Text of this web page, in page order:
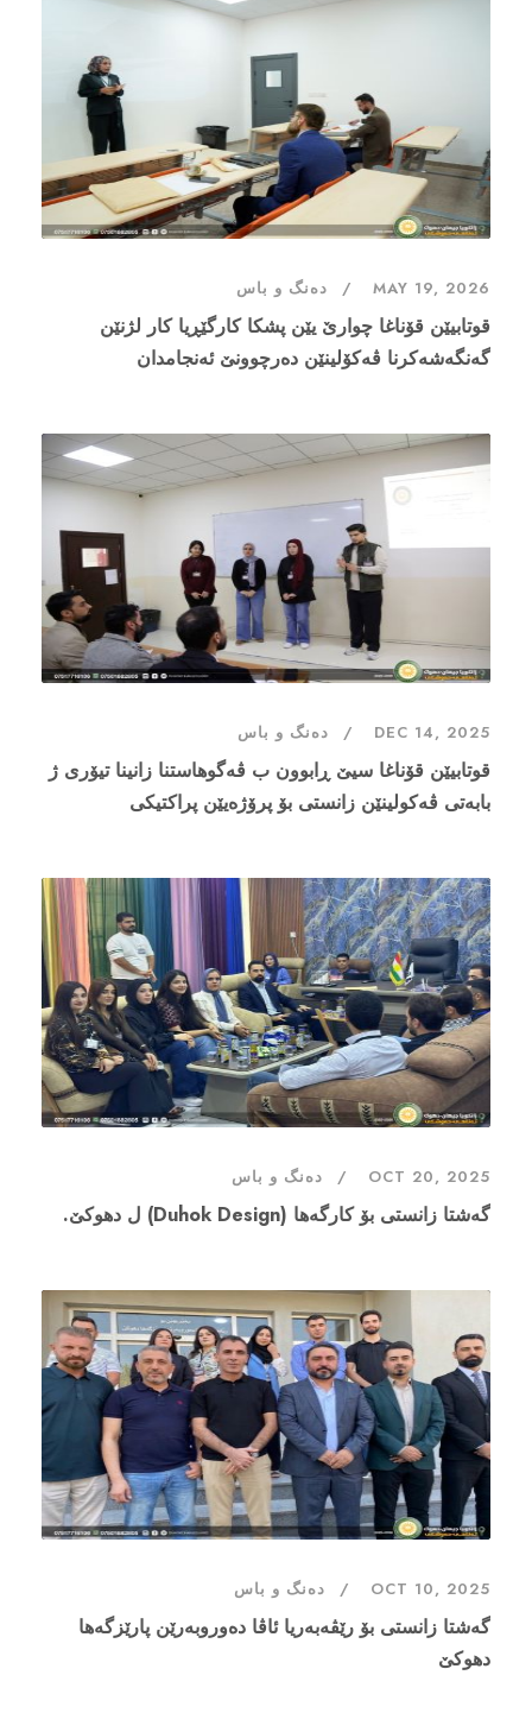
MAY 19, 2026 دەنگ و باس
قوتابیێن قۆناغا چوارێ یێن پشکا کارگێڕیا کار لژنێن
گەنگەشەکرنا ڤەکۆلینێن دەرچوونێ ئەنجامدان
DEC 14, 2025 دەنگ و باس
قوتابیێن قۆناغا سیێ ڕابوون ب ڤەگوهاستنا زانینا تیۆری ژ
بابەتی ڤەکولینێن زانستی بۆ پرۆژەیێن پراکتیکی
OCT 20, 2025 دەنگ و باس
گەشتا زانستى بۆ کارگەها (Duhok Design) ل دهوكێ.
OCT 10, 2025 دەنگ و باس
گەشتا زانستى بۆ رێڤەبەریا ئاڤا دەوروبەرێن پارێزگەها
دهوكێ